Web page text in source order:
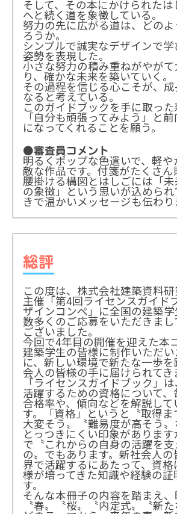
そして、その本にかけられたは
へと続く道を象徴している。
努力の先に広がる道は、どの
ろうか。
シンプルで誠実なデザインで学
姿勢を表現した。
小さな努力の積み重ねがやが
り、確かな未来を築いていく。
その過程を信じる心こそが、
なると考えている。
このガイドブックを手に取った
「自分も頑張ってみよう」と
になってくれることを願う。
●審査員コメント
明るくポップな色遣いで、軽や
敵な作品です。付箋がたくさん
腰掛ける構図とはしごには「
の象徴」という思いが込められ
きで温かいメッセージも伝わり
総評
この度は、株式会社建築資料
主催「第4回ライセンスガイド
ザインコンペ」に全国の建築学
数多くのご応募をいただきまし
ございました。
今回で4年目の開催を迎えた本
建築学生の皆様に制作いただ
に、新しい環境で新たな一歩
会人の皆様の手に届けられてき
「ライセンスガイドブック」
活躍するための資格について、
合格率や、傾向などを解説して
す。「資格」というと〝取得ま
大変そう〟〝難易度が高そう
とっつきにくい印象がありま
で〝これからの自身の活躍を支
の〟でもあります。新社会人の
界で活躍するにあたって、資格
様が培ってきた知識や経験の証
す。
そんな本冊子の内容を踏まえ
〝春〟〝桜〟〝内定式〟〝新